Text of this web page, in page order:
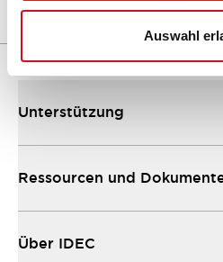
Auswahl
Unterstützung
Ressourcen und
Über IDEC